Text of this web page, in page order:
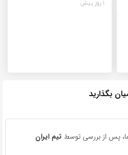
1 روز پیش
بگذارید
پس از بررسی توسط تیم ایران